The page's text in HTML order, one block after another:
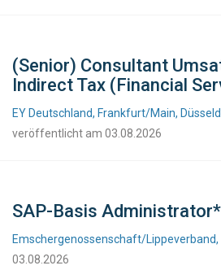
(Senior) Consultant
Indirect Tax (Financial
EY Deutschland, Frankfurt/Main,
veröffentlicht am 03.08.2026
SAP-Basis
Emschergenossenschaft/Lippeverband,
03.08.2026